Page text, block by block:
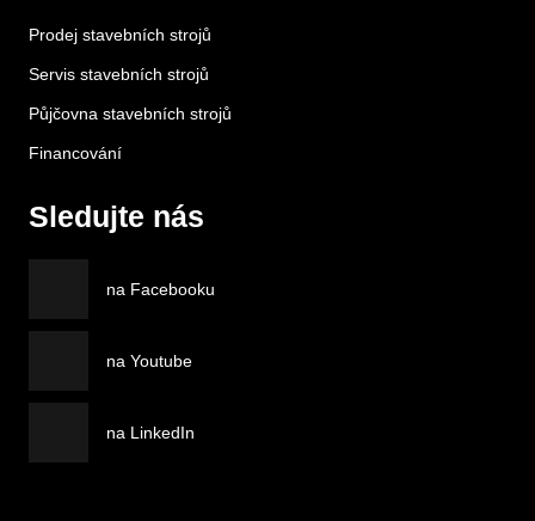
Prodej stavebních strojů
Servis stavebních strojů
Půjčovna stavebních strojů
Financování
Sledujte nás
na Facebooku
na Youtube
na LinkedIn